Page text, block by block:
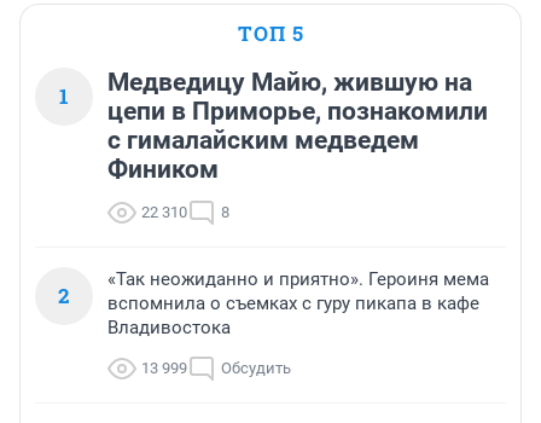
ТОП 5
1
Медведицу Майю, жившую на
цепи в Приморье, познакомили
с гималайским медведем
Фиником
22 310 8
2
«Так неожиданно и приятно». Героиня мема
вспомнила о съемках с гуру пикапа в кафе
Владивостока
13 999 Обсудить